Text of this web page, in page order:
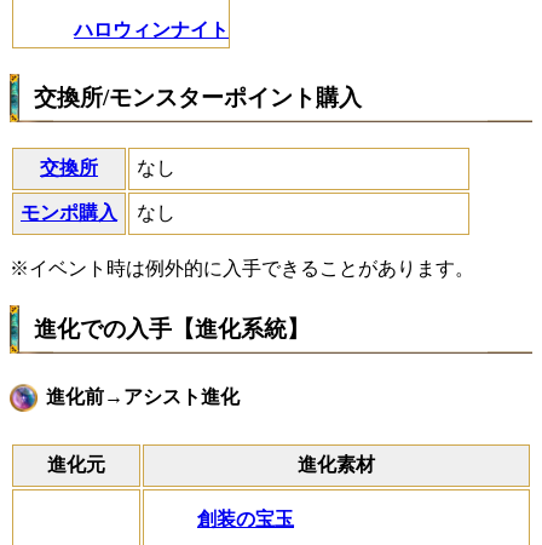
ハロウィンナイト
交換所/モンスターポイント購入
交換所 なし
モンポ購入 なし
※イベント時は例外的に入手できることがあります。
進化での入手【進化系統】
進化前→アシスト進化
進化元 進化素材
創装の宝玉